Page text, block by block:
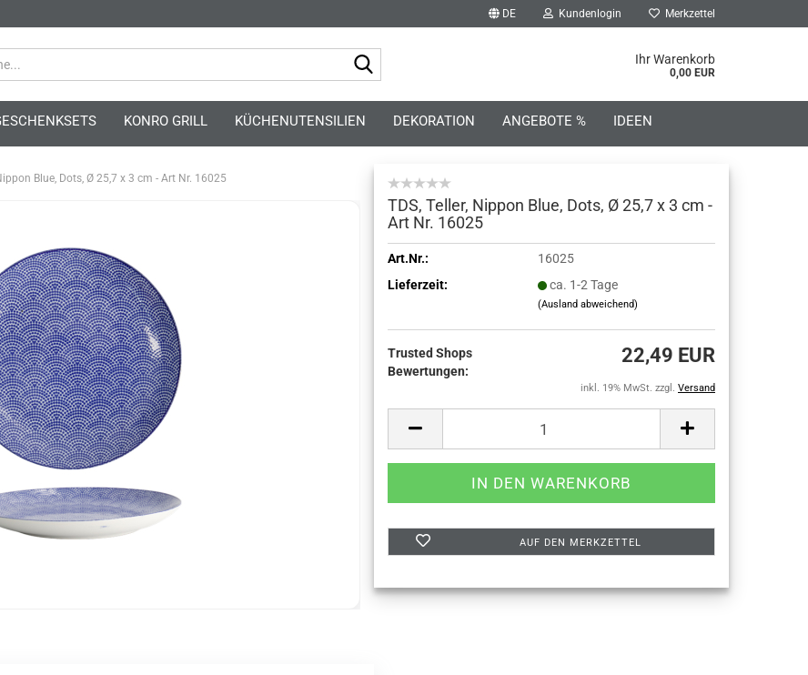
DE Kundenlogin
Konto erstellen
Passwort vergessen?
Merkzettel
Ihr Warenkorb
0,00 EUR
KONRO GRILL KÜCHENUTENSILIEN DEKORATION ANGEBOTE % IDEEN
Blue, Dots, Ø 25,7 x 3 cm - Art Nr. 16025
TDS, Teller, Nippon Blue, Dots, Ø 25,7 x 3 cm -
Art Nr. 16025
Art.Nr.:
16025
Lieferzeit:
ca. 1-2 Tage
(Ausland abweichend)
Trusted Shops
Bewertungen:
22,49 EUR
inkl. 19% MwSt. zzgl. Versand
AUF DEN MERKZETTEL